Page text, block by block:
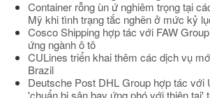
Container rỗng ùn ứ nghiêm trọng tại
Mỹ khi tình trạng tắc nghẽn ở mức kỷ
Cosco Shipping hợp tác với FAW
ứng ngành ô tô
CULines triển khai thêm các dịch vụ
Brazil
Deutsche Post DHL Group hợp tác với
'chuẩn bị sân bay ứng phó với thiên tai'